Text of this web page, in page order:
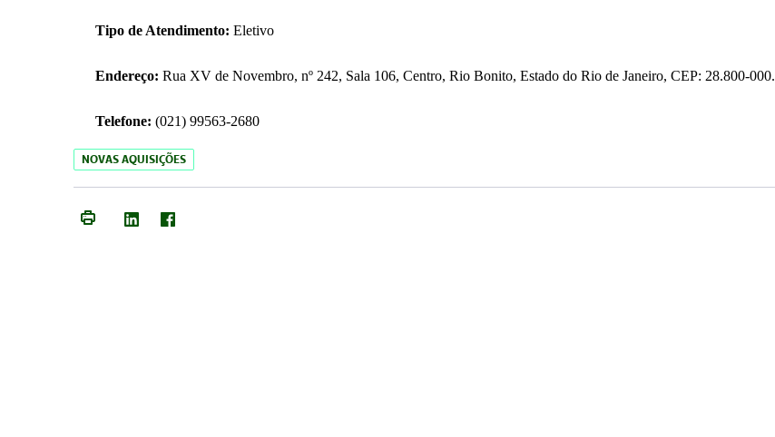
Tipo de Atendimento: Eletivo
Endereço: Rua XV de Novembro, nº 242, Sala 106, Centro, Rio Bonito, Estado do Rio de Janeiro, CEP: 28.800-000.
Telefone: (021) 99563-2680
NOVAS AQUISIÇÕES